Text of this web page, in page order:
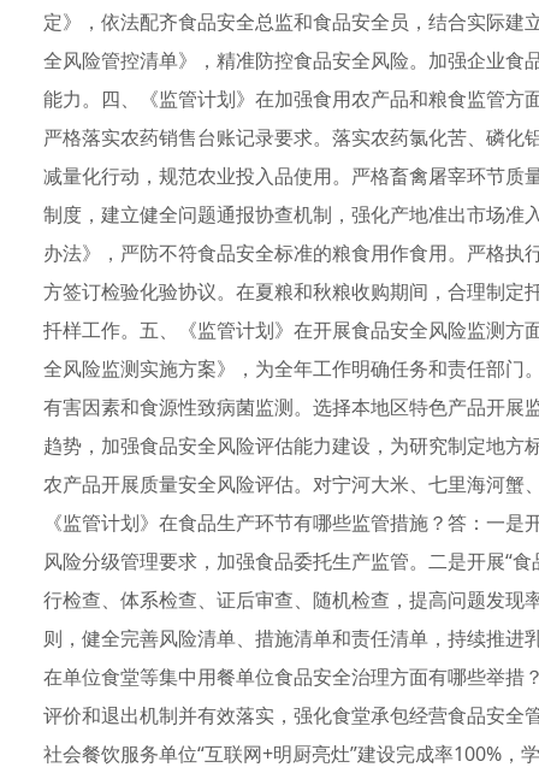
定》，依法配齐食品安全总监和食品安全员，结合实际建
全风险管控清单》，精准防控食品安全风险。加强企业
能力。四、《监管计划》在加强食用农产品和粮食监管
严格落实农药销售台账记录要求。落实农药氯化苦、磷
减量化行动，规范农业投入品使用。严格畜禽屠宰环节
制度，建立健全问题通报协查机制，强化产地准出市场
办法》，严防不符食品安全标准的粮食用作食用。严格
方签订检验化验协议。在夏粮和秋粮收购期间，合理制
扦样工作。五、《监管计划》在开展食品安全风险监测
全风险监测实施方案》，为全年工作明确任务和责任部
有害因素和食源性致病菌监测。选择本地区特色产品开
趋势，加强食品安全风险评估能力建设，为研究制定地
农产品开展质量安全风险评估。对宁河大米、七里海河
《监管计划》在食品生产环节有哪些监管措施？答：一
风险分级管理要求，加强食品委托生产监管。二是开展“
行检查、体系检查、证后审查、随机检查，提高问题发现
则，健全完善风险清单、措施清单和责任清单，持续推
在单位食堂等集中用餐单位食品安全治理方面有哪些举
评价和退出机制并有效落实，强化食堂承包经营食品安全
社会餐饮服务单位“互联网+明厨亮灶”建设完成率100%